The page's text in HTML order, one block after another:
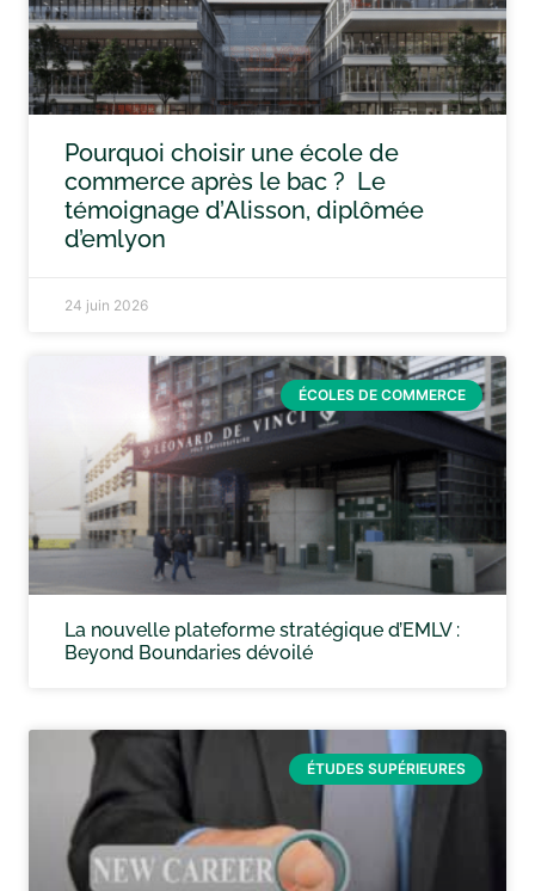
Pourquoi choisir une école de
commerce après le bac ? Le
témoignage d’Alisson, diplômée
d’emlyon
24 juin 2026
ÉCOLES DE COMMERCE
La nouvelle plateforme stratégique d’EMLV :
Beyond Boundaries dévoilé
ÉTUDES SUPÉRIEURES